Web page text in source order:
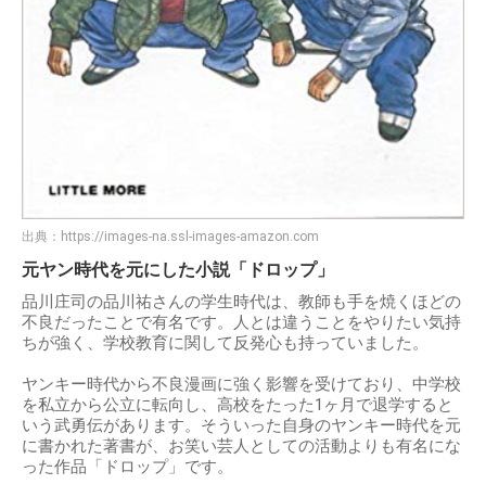
出典： https://images-na.ssl-images-amazon.com
元ヤン時代を元にした小説「ドロップ」
品川庄司の品川祐さんの学生時代は、教師も手を焼くほどの
不良だったことで有名です。人とは違うことをやりたい気持
ちが強く、学校教育に関して反発心も持っていました。
ヤンキー時代から不良漫画に強く影響を受けており、中学校
を私立から公立に転向し、高校をたった1ヶ月で退学すると
いう武勇伝があります。そういった自身のヤンキー時代を元
に書かれた著書が、お笑い芸人としての活動よりも有名にな
った作品「ドロップ」です。